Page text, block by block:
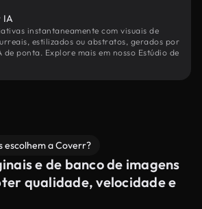
IA
instantaneamente com visuais de
estilizados ou abstratos, gerados por
de ponta. Explore mais em nosso Estúdio de
escolhem a Coverr?
e de banco de imagens
qualidade, velocidade e